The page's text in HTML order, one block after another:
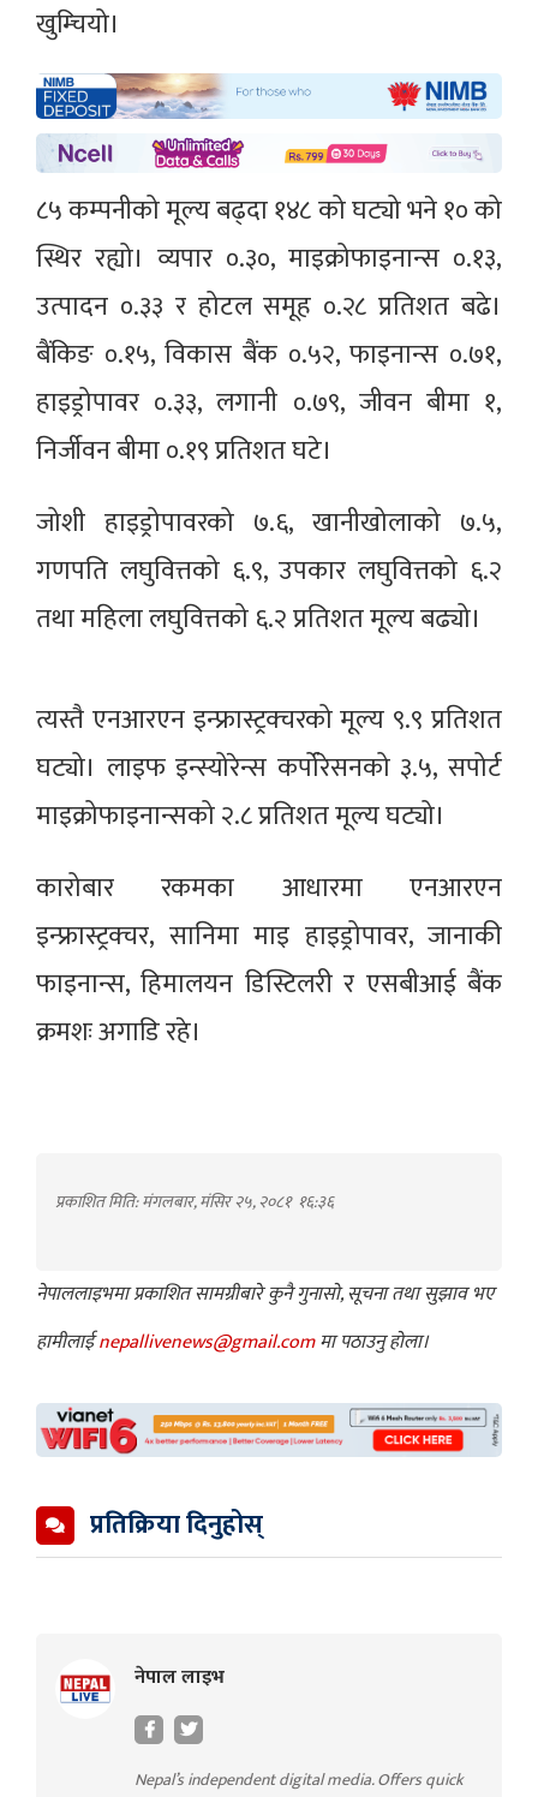
खुम्चियो।
८५ कम्पनीको मूल्य बढ्दा १४८ को घट्यो भने १० को
स्थिर रह्यो। व्यपार ०.३०, माइक्रोफाइनान्स ०.१३,
उत्पादन ०.३३ र होटल समूह ०.२८ प्रतिशत बढे।
बैंकिङ ०.१५, विकास बैंक ०.५२, फाइनान्स ०.७१,
हाइड्रोपावर ०.३३, लगानी ०.७९, जीवन बीमा १,
निर्जीवन बीमा ०.१९ प्रतिशत घटे।
जोशी हाइड्रोपावरको ७.६, खानीखोलाको ७.५,
गणपति लघुवित्तको ६.९, उपकार लघुवित्तको ६.२
तथा महिला लघुवित्तको ६.२ प्रतिशत मूल्य बढ्यो।
त्यस्तै एनआरएन इन्फ्रास्ट्रक्चरको मूल्य ९.९ प्रतिशत
घट्यो। लाइफ इन्स्योरेन्स कर्पोरेसनको ३.५, सपोर्ट
माइक्रोफाइनान्सको २.८ प्रतिशत मूल्य घट्यो।
कारोबार रकमका आधारमा एनआरएन
इन्फ्रास्ट्रक्चर, सानिमा माइ हाइड्रोपावर, जानाकी
फाइनान्स, हिमालयन डिस्टिलरी र एसबीआई बैंक
क्रमशः अगाडि रहे।
प्रकाशित मिति: मंगलबार, मंसिर २५, २०८१ १६:३६
नेपाललाइभमा प्रकाशित सामग्रीबारे कुनै गुनासो, सूचना तथा सुझाव भए
हामीलाईnepallivenews@gmail.comमा पठाउनु होला।
प्रतिक्रिया दिनुहोस्
नेपाल लाइभ
Nepal’s independent digital media. Offers quick